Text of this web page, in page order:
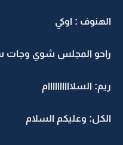
الهنوف : اوكي
راحو المجلس شوي
ريم: السلاااااااااام
الكل: وعليكم السلام